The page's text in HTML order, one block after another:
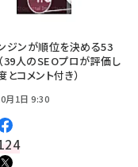
ジンが順位を決める53
39人のSEOプロが評価し
とコメント付き）
月1日 9:30